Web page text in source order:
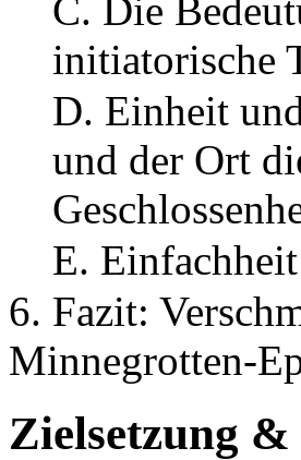
C. Die
initiatorische
D. Einheit
und der Ort
E.
6. Fazit:
Minnegrotten-
Zielsetzung &